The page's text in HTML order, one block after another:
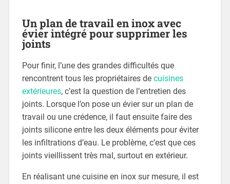
Un plan de travail en inox avec
évier intégré pour supprimer les
joints
Pour finir, l’une des grandes difficultés que
rencontrent tous les propriétaires de cuisines
extérieures, c’est la question de l’entretien des
joints. Lorsque l’on pose un évier sur un plan de
travail ou une crédence, il faut ensuite faire des
joints silicone entre les deux éléments pour éviter
les infiltrations d’eau. Le problème, c’est que ces
joints vieillissent très mal, surtout en extérieur.
En réalisant une cuisine en inox sur mesure, il est